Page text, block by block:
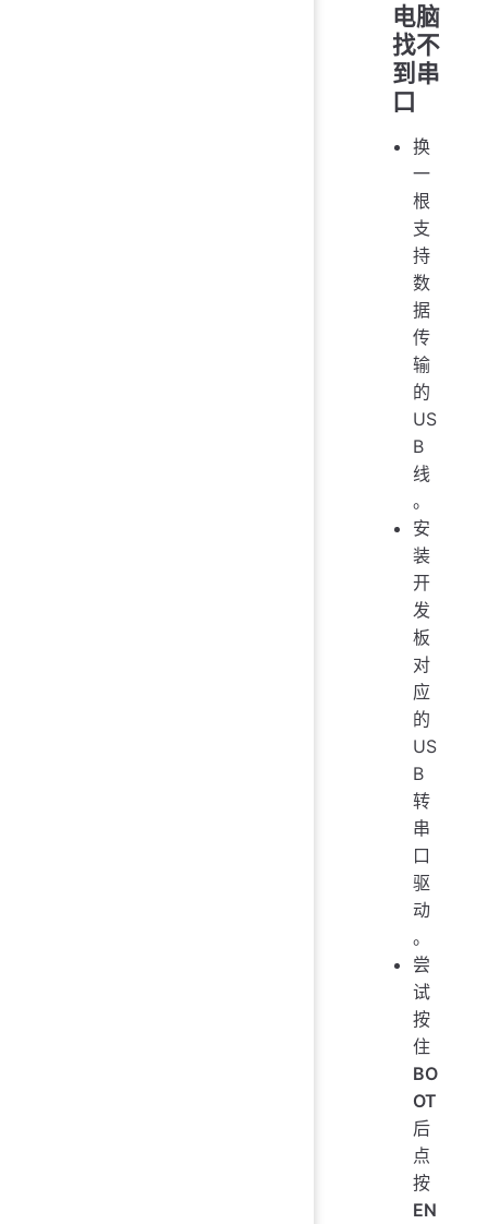
电脑
找不
到串
口
换
一
根
支
持
数
据
传
输
的
US
B
线
。
安
装
开
发
板
对
应
的
US
B
转
串
口
驱
动
。
尝
试
按
住
BO
OT
后
点
按
EN